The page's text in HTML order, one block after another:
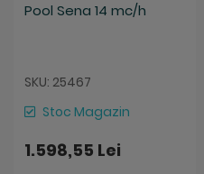
Pool Sena 14 mc/h
SKU: 25467
Stoc Magazin
1.598,55 Lei